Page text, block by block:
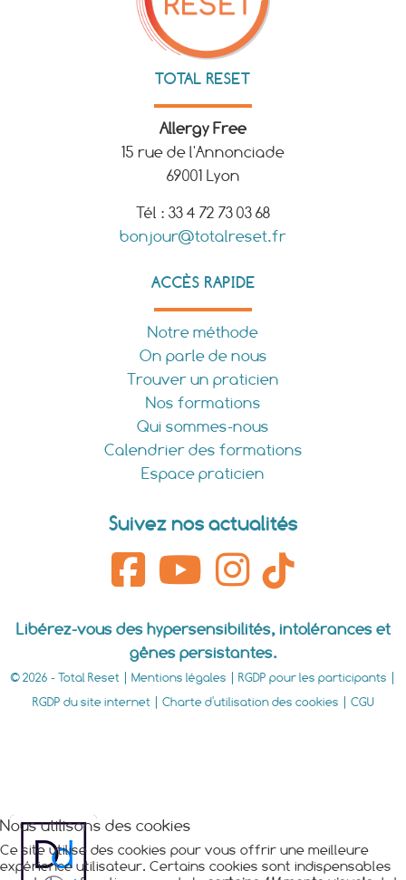
TOTAL RESET
Allergy Free
15 rue de l'Annonciade
69001 Lyon
Tél : 33 4 72 73 03 68
bonjour@totalreset.fr
ACCÈS RAPIDE
Notre méthode
On parle de nous
Trouver un praticien
Nos formations
Qui sommes-nous
Calendrier des formations
Espace praticien
Suivez nos actualités
Libérez-vous des hypersensibilités, intolérances et
gênes persistantes.
© 2026 - Total Reset | Mentions légales RGDP pour les participants
RGDP du site internet| Charte d'utilisation des cookies CGU
Nous utilisons des cookies
Ce site utilise des cookies pour vous offrir une meilleure
expérience utilisateur. Certains cookies sont indispensables